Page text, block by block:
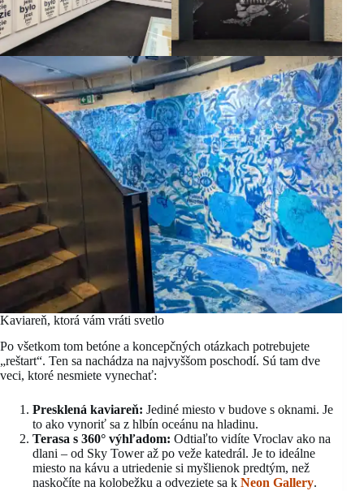
Kaviareň, ktorá vám vráti svetlo
Po všetkom tom betóne a koncepčných otázkach potrebujete
„reštart“. Ten sa nachádza na najvyššom poschodí. Sú tam dve
veci, ktoré nesmiete vynechať:
Presklená kaviareň: Jediné miesto v budove s oknami. Je
to ako vynoriť sa z hlbín oceánu na hladinu.
Terasa s 360° výhľadom: Odtiaľto vidíte Vroclav ako na
dlani – od Sky Tower až po veže katedrál. Je to ideálne
miesto na kávu a utriedenie si myšlienok predtým, než
naskočíte na kolobežku a odveziete sa k Neon Gallery.